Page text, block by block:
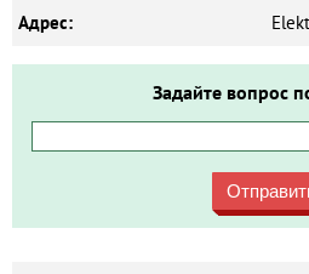
Адрес:
Задайте вопрос